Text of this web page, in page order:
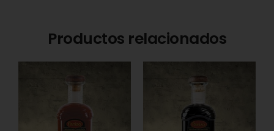
Productos relacionados